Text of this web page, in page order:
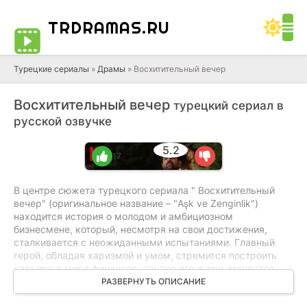
TRDRAMAS.RU
Турецкие сериалы » Драмы » Восхитительный вечер
Восхитительный вечер турецкий сериал в
русской озвучке
5.2
17 16
В центре сюжета турецкого сериала " Восхитительный
вечер" (оригинальное название – "Aşk ve Zenginlik")
находится история о молодом и амбициозном
бизнесмене, который, несмотря на свои достижения,
сталкивается с неожиданными испытаниями. Главный
герой, обладая харизмой и умом, стремится построить
карьеру в мире финансов, однако его жизнь меняется,
когда он встречает загадочную женщину, которая станет
не только объектом его любви, но и источником
РАЗВЕРНУТЬ ОПИСАНИЕ